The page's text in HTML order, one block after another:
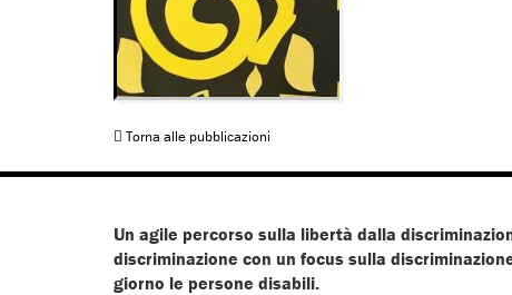
Torna alle pubblicazioni
Un agile percorso sulla libertà dalla
discriminazione con un focus sulla
giorno le persone disabili.